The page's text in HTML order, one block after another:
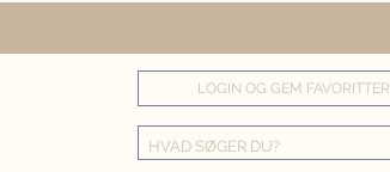
LOGIN OG GEM FAVORITTER